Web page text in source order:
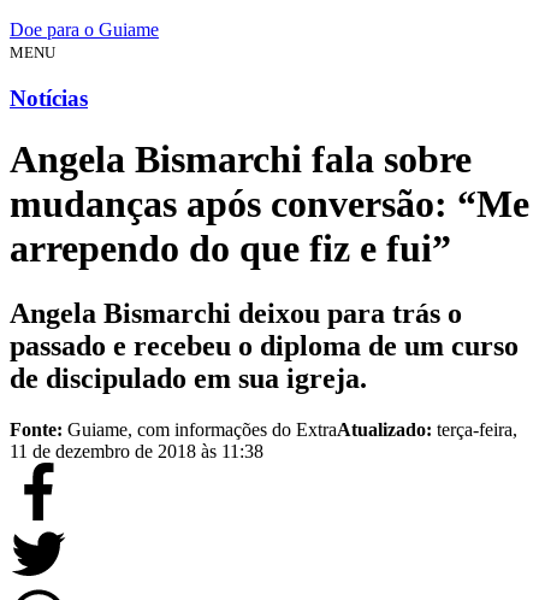
Doe para o Guiame
MENU
Notícias
Angela Bismarchi fala sobre
mudanças após conversão: “Me
arrependo do que fiz e fui”
Angela Bismarchi deixou para trás o
passado e recebeu o diploma de um curso
de discipulado em sua igreja.
Fonte: Guiame, com informações do ExtraAtualizado: terça-feira,
11 de dezembro de 2018 às 11:38